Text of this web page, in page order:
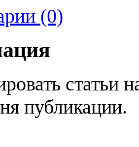
(0)
статьи
публикации.